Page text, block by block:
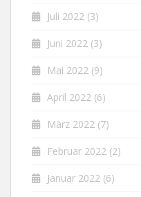
Juli 2022 (3)
Juni 2022 (3)
Mai 2022 (9)
April 2022 (6)
März 2022 (7)
Februar 2022 (2)
Januar 2022 (6)